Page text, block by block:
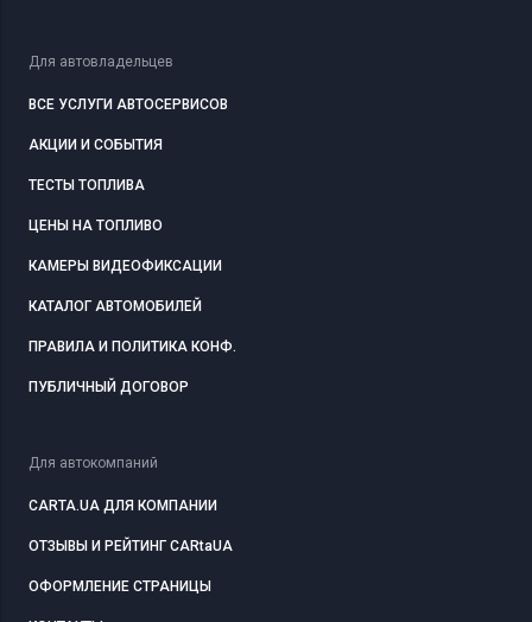
Для автовладельцев
ВСЕ УСЛУГИ АВТОСЕРВИСОВ
АКЦИИ И СОБЫТИЯ
ТЕСТЫ ТОПЛИВА
ЦЕНЫ НА ТОПЛИВО
КАМЕРЫ ВИДЕОФИКСАЦИИ
КАТАЛОГ АВТОМОБИЛЕЙ
ПРАВИЛА И ПОЛИТИКА КОНФ.
ПУБЛИЧНЫЙ ДОГОВОР
Для автокомпаний
CARTA.UA ДЛЯ КОМПАНИИ
ОТЗЫВЫ И РЕЙТИНГ CARtaUA
ОФОРМЛЕНИЕ СТРАНИЦЫ